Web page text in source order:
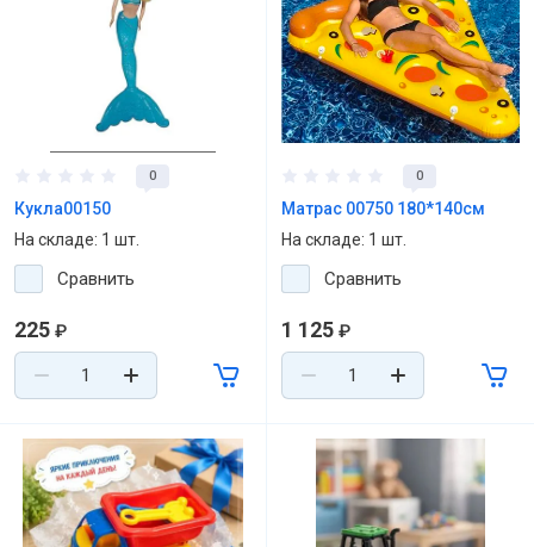
0
Кукла00150
На складе: 1 шт.
Сравнить
225 ₽
0
Матрас 00750 180*140см
На складе: 1 шт.
Сравнить
1 125 ₽